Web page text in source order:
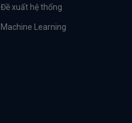
Đề xuất hệ thống
Machine Learning